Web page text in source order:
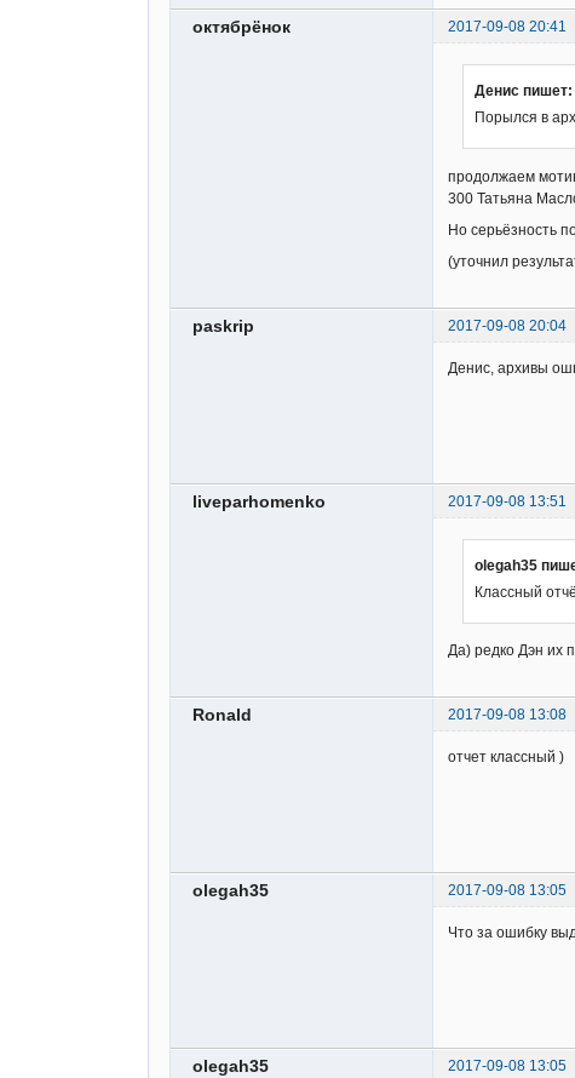
октябрёнок 2017-09-08 20:41
Денис пишет:
Порылся в
продолжаем
300 Татьяна
Но серьёзность
(уточнил
paskrip 2017-09-08 20:04
Денис, архивы
liveparhomenko 2017-09-08 13:51
olegah35
Классный
Да) редко Дэн их
Ronald 2017-09-08 13:08
отчет классный )
olegah35 2017-09-08 13:05
Что за ошибку
olegah35 2017-09-08 13:05